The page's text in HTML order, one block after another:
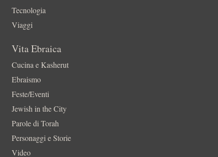
Tecnologia
Viaggi
Vita Ebraica
Cucina e Kasherut
Ebraismo
Feste/Eventi
Jewish in the City
Parole di Torah
Personaggi e Storie
Video